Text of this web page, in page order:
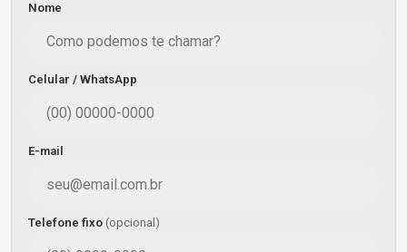
Nome
Celular / WhatsApp
E-mail
Telefone fixo (opcional)